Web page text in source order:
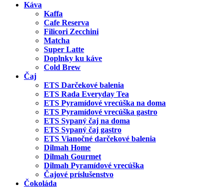
Káva
Kaffa
Cafe Reserva
Filicori Zecchini
Matcha
Super Latte
Doplnky ku káve
Cold Brew
Čaj
ETS Darčekové balenia
ETS Rada Everyday Tea
ETS Pyramídové vrecúška na doma
ETS Pyramídové vrecúška gastro
ETS Sypaný čaj na doma
ETS Sypaný čaj gastro
ETS Vianočné darčekové balenia
Dilmah Home
Dilmah Gourmet
Dilmah Pyramídové vrecúška
Čajové príslušenstvo
Čokoláda